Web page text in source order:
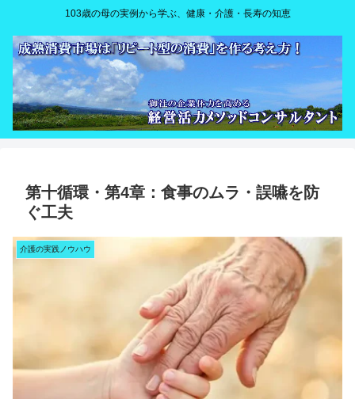
103歳の母の実例から学ぶ、健康・介護・長寿の知恵
第十循環・第4章：食事のムラ・誤嚥を防
ぐ工夫
介護の実践ノウハウ